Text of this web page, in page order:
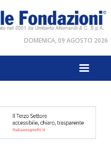
DOMENICA, 09 AGOSTO 2026